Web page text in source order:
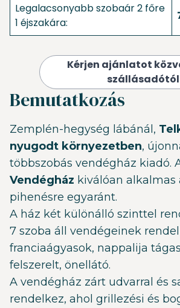
Legalacsonyabb szobaár 2 főre
1 éjszakára:
Kérjen ajánlatot
Bemutatkozás
Zemplén-hegység lábánál,
nyugodt környezetben,
többszobás vendégház kiadó.
Vendégház kiválóan alkalmas
pihenésre egyaránt.
A ház két különálló szinttel
7 szoba áll vendégeinek
franciaágyasok, nappalija
felszerelt, önellátó.
A vendégház zárt udvarral és
rendelkez, ahol grillezési és